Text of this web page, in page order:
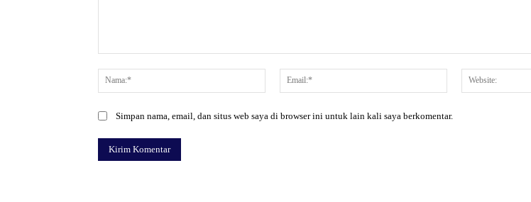
Nama:*
Email:*
Simpan nama, email, dan situs web saya di browser ini untuk lain kali saya berkomentar.